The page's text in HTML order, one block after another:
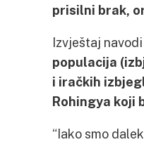
prisilni brak,
Izvještaj
populacija
i iračkih
Rohingya koji
“Iako smo